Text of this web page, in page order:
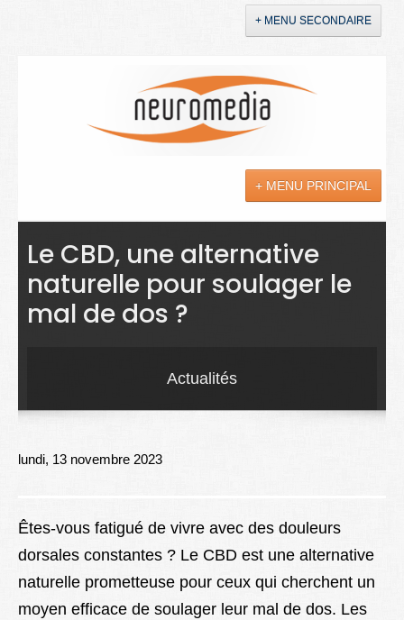
+ MENU SECONDAIRE
+ MENU PRINCIPAL
Actualités
Sciences
Maladies
Better Health
Le CBD, une alternative
naturelle pour soulager le
mal de dos ?
Actualités
lundi, 13 novembre 2023
Êtes-vous fatigué de vivre avec des douleurs
dorsales constantes ? Le CBD est une alternative
naturelle prometteuse pour ceux qui cherchent un
moyen efficace de soulager leur mal de dos. Les